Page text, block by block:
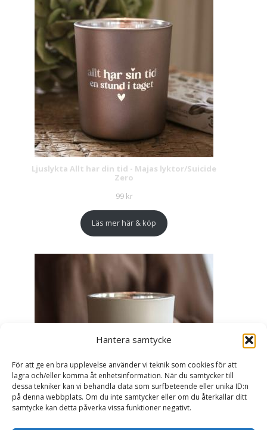
Hantera samtycke
För att ge en bra upplevelse använder vi teknik som cookies för att
lagra och/eller komma åt enhetsinformation. När du samtycker till
dessa tekniker kan vi behandla data som surfbeteende eller unika ID:n
på denna webbplats. Om du inte samtycker eller om du återkallar ditt
samtycke kan detta påverka vissa funktioner negativt.
Ljuslykta Allt har din tid - Majas lyktor/Suicide
Zero
99 kr
Läs mer här & köp